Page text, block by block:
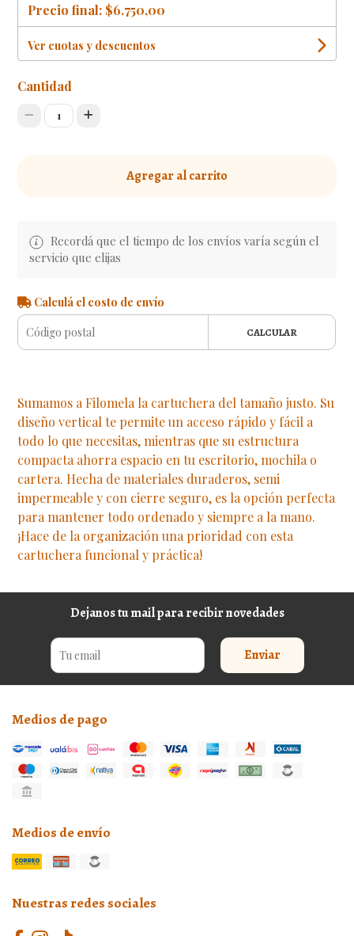
Precio final: $6.750,00
Ver cuotas y descuentos
Cantidad
1
Agregar al carrito
Recordá que el tiempo de los envíos varía según el
servicio que elijas
Calculá el costo de envío
CALCULAR
Sumamos a Filomela la cartuchera del tamaño justo. Su
diseño vertical te permite un acceso rápido y fácil a
todo lo que necesitas, mientras que su estructura
compacta ahorra espacio en tu escritorio, mochila o
cartera. Hecha de materiales duraderos, semi
impermeable y con cierre seguro, es la opción perfecta
para mantener todo ordenado y siempre a la mano.
¡Hace de la organización una prioridad con esta
cartuchera funcional y práctica!
Dejanos tu mail para recibir novedades
Enviar
Medios de pago
Medios de envío
Nuestras redes sociales